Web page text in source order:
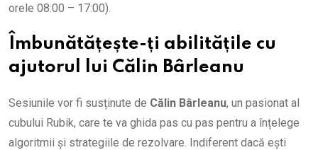
orele 08:00 – 17:00).
Îmbunătățește-ți abilitățile cu
ajutorul lui Călin Bârleanu
Sesiunile vor fi susținute de Călin Bârleanu, un pasionat al
cubului Rubik, care te va ghida pas cu pas pentru a înțelege
algoritmii și strategiile de rezolvare. Indiferent dacă ești